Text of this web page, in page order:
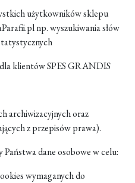
użytkowników sklepu
np. wyszukiwania słów
klientów SPES GRANDIS
archiwizacyjnych oraz
z przepisów prawa).
dane osobowe w celu:
wymaganych do